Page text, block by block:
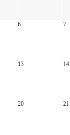
6 7
13 14
20 21